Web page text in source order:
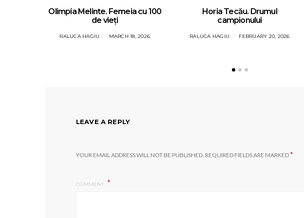
Olimpia Melinte. Femeia cu 100
de vieți
RALUCA HAGIU MARCH 18, 2026
Horia Tecău. Drumul
campionului
RALUCA HAGIU FEBRUARY 20, 2026
LEAVE A REPLY
YOUR EMAIL ADDRESS WILL NOT BE PUBLISHED. REQUIRED FIELDS ARE MARKED*
COMMENT